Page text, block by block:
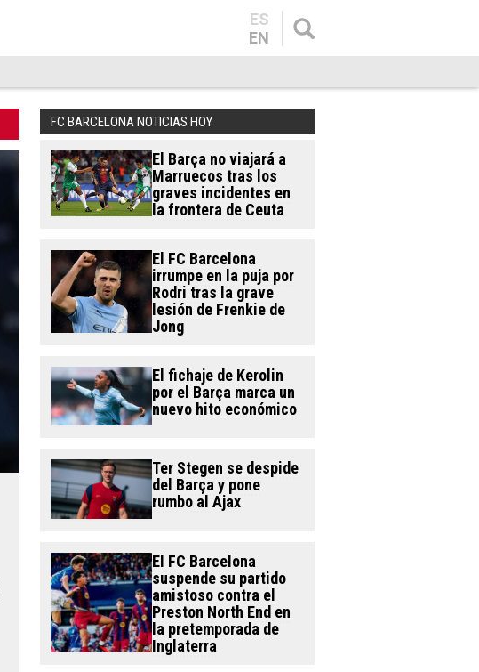
ES
EN
FC BARCELONA NOTICIAS HOY
El Barça no viajará a
Marruecos tras los
graves incidentes en
la frontera de Ceuta
El FC Barcelona
irrumpe en la puja por
Rodri tras la grave
lesión de Frenkie de
Jong
El fichaje de Kerolin
por el Barça marca un
nuevo hito económico
Ter Stegen se despide
del Barça y pone
rumbo al Ajax
El FC Barcelona
suspende su partido
amistoso contra el
Preston North End en
la pretemporada de
Inglaterra